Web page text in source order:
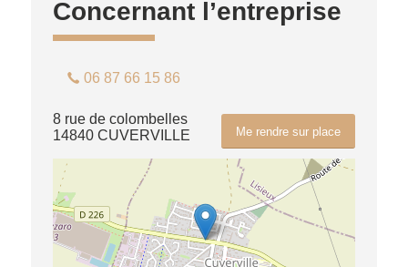
Concernant l’entreprise
06 87 66 15 86
Me rendre sur place
8 rue de colombelles
14840 CUVERVILLE